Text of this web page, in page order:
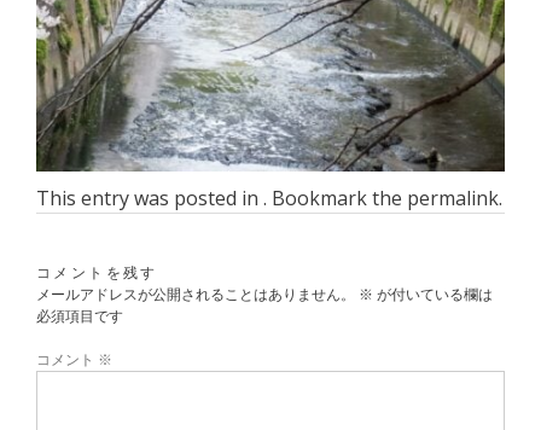
This entry was posted in . Bookmark the permalink.
コメントを残す
メールアドレスが公開されることはありません。
※ が付いている欄は
必須項目です
コメント ※